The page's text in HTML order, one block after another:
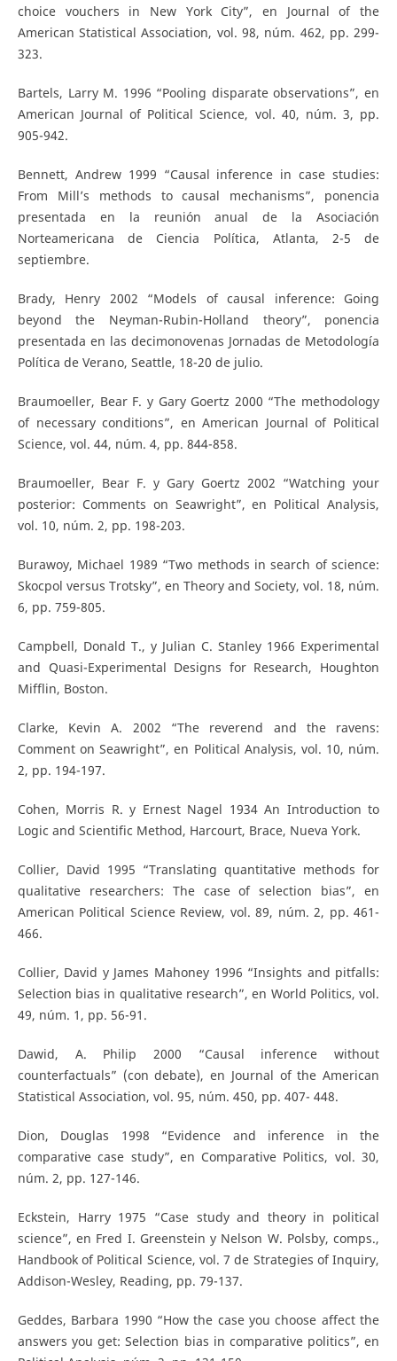
choice vouchers in New York City”, en Journal of the
American Statistical Association, vol. 98, núm. 462, pp. 299-
323.
Bartels, Larry M. 1996 “Pooling disparate observations”, en
American Journal of Political Science, vol. 40, núm. 3, pp.
905-942.
Bennett, Andrew 1999 “Causal inference in case studies:
From Mill’s methods to causal mechanisms”, ponencia
presentada en la reunión anual de la Asociación
Norteamericana de Ciencia Política, Atlanta, 2-5 de
septiembre.
Brady, Henry 2002 “Models of causal inference: Going
beyond the Neyman-Rubin-Holland theory”, ponencia
presentada en las decimonovenas Jornadas de Metodología
Política de Verano, Seattle, 18-20 de julio.
Braumoeller, Bear F. y Gary Goertz 2000 “The methodology
of necessary conditions”, en American Journal of Political
Science, vol. 44, núm. 4, pp. 844-858.
Braumoeller, Bear F. y Gary Goertz 2002 “Watching your
posterior: Comments on Seawright”, en Political Analysis,
vol. 10, núm. 2, pp. 198-203.
Burawoy, Michael 1989 “Two methods in search of science:
Skocpol versus Trotsky”, en Theory and Society, vol. 18, núm.
6, pp. 759-805.
Campbell, Donald T., y Julian C. Stanley 1966 Experimental
and Quasi-Experimental Designs for Research, Houghton
Mifflin, Boston.
Clarke, Kevin A. 2002 “The reverend and the ravens:
Comment on Seawright”, en Political Analysis, vol. 10, núm.
2, pp. 194-197.
Cohen, Morris R. y Ernest Nagel 1934 An Introduction to
Logic and Scientific Method, Harcourt, Brace, Nueva York.
Collier, David 1995 “Translating quantitative methods for
qualitative researchers: The case of selection bias”, en
American Political Science Review, vol. 89, núm. 2, pp. 461-
466.
Collier, David y James Mahoney 1996 “Insights and pitfalls:
Selection bias in qualitative research”, en World Politics, vol.
49, núm. 1, pp. 56-91.
Dawid, A. Philip 2000 “Causal inference without
counterfactuals” (con debate), en Journal of the American
Statistical Association, vol. 95, núm. 450, pp. 407- 448.
Dion, Douglas 1998 “Evidence and inference in the
comparative case study”, en Comparative Politics, vol. 30,
núm. 2, pp. 127-146.
Eckstein, Harry 1975 “Case study and theory in political
science”, en Fred I. Greenstein y Nelson W. Polsby, comps.,
Handbook of Political Science, vol. 7 de Strategies of Inquiry,
Addison-Wesley, Reading, pp. 79-137.
Geddes, Barbara 1990 “How the case you choose affect the
answers you get: Selection bias in comparative politics”, en